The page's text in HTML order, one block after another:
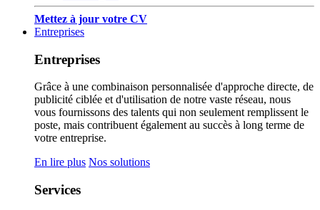
Mettez à jour votre CV
Entreprises
Entreprises
Grâce à une combinaison personnalisée d'approche directe, de
publicité ciblée et d'utilisation de notre vaste réseau, nous
vous fournissons des talents qui non seulement remplissent le
poste, mais contribuent également au succès à long terme de
votre entreprise.
En lire plus Nos solutions
Services